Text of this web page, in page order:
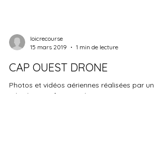
loicrecourse
15 mars 2019
1 min de lecture
CAP OUEST DRONE
Photos et vidéos aériennes réalisées par un
télépilote professionnel